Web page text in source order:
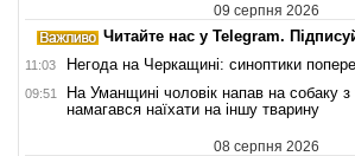
09 серпня 2026
Читайте нас у Telegram.
11:03 Негода на Черкащині: синоптики
09:51
На Уманщині чоловік напав на собаку
намагався наїхати на іншу тварину
08 серпня 2026